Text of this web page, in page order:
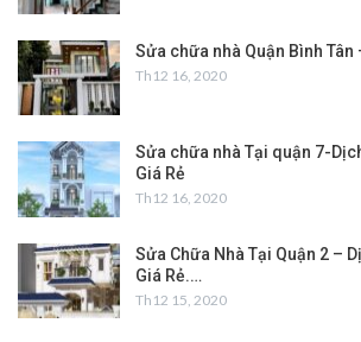
Sửa chữa nhà Quận Bình Tân
Th12 16, 2020
Sửa chữa nhà Tại quận 7-
Giá Rẻ
Th12 16, 2020
Sửa Chữa Nhà Tại Quận 2 –
Giá Rẻ.…
Th12 15, 2020